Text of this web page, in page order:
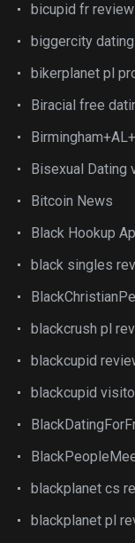
bicupid fr review
biggercity dating
bikerplanet pl
Biracial free
Bisexual Dating
Bitcoin News
Black Hookup
black singles
blackcrush pl
blackcupid
blackcupid
blackplanet cs
blackplanet pl